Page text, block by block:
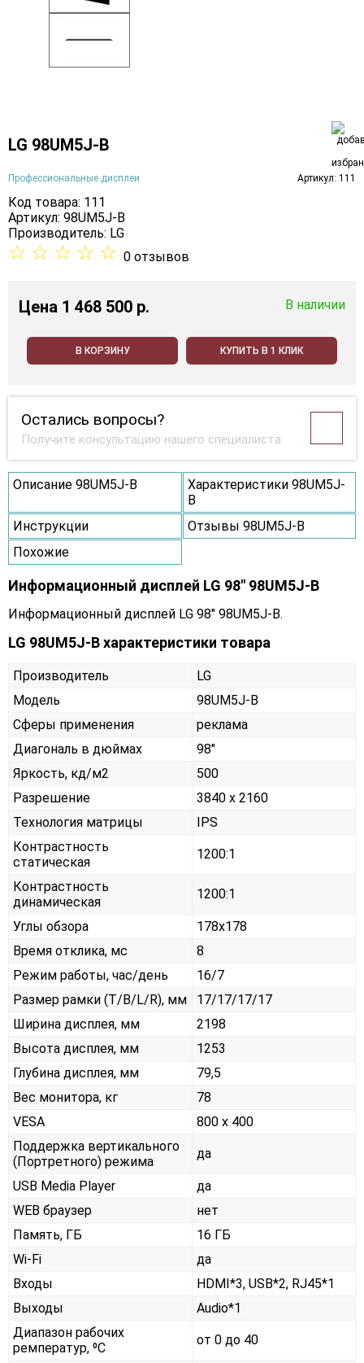
LG 98UM5J-B
Профессиональные дисплеи Артикул: 111
Код товара: 111
Артикул: 98UM5J-B
Производитель: LG
☆ ☆ ☆ ☆ ☆ 0 отзывов
Цена 1 468 500 p. В наличии
В КОРЗИНУ КУПИТЬ В 1 КЛИК
Остались вопросы?
Получите консультацию нашего специалиста
Описание 98UM5J-B
Характеристики 98UM5J-
B
Инструкции
Отзывы 98UM5J-B
Похожие
Информационный дисплей LG 98" 98UM5J-B
Информационный дисплей LG 98" 98UM5J-B.
LG 98UM5J-B характеристики товара
Производитель
LG
Модель
98UM5J-B
Сферы применения
реклама
Диагональ в дюймах
98"
Яркость, кд/м2
500
Разрешение
3840 x 2160
Технология матрицы
IPS
Контрастность
статическая
1200:1
Контрастность
динамическая
1200:1
Углы обзора
178x178
Время отклика, мс
8
Режим работы, час/день
16/7
Размер рамки (T/B/L/R), мм
17/17/17/17
Ширина дисплея, мм
2198
Высота дисплея, мм
1253
Глубина дисплея, мм
79,5
Вес монитора, кг
78
VESA
800 x 400
Поддержка вертикального
(Портретного) режима
да
USB Media Player
да
WEB браузер
нет
Память, ГБ
16 ГБ
Wi-Fi
да
Входы
HDMI*3, USB*2, RJ45*1
Выходы
Audio*1
Диапазон рабочих
ремператур, ⁰С
от 0 до 40